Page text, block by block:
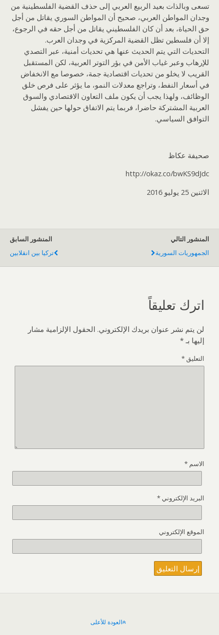
تسعى وبالذات بعيد الربيع العربي إلى حذف القضية الفلسطينية من
وجدان المواطن العربي، صحيح أن المواطن السوري يقاتل من أجل
حق الحياة، بعد أن كان الفلسطيني يقاتل من أجل حقه في الرجوع،
إلا أن فلسطين تظل القضية المركزية في وجدان العرب.
التحديات التي يتم الحديث عنها هي تحديات أمنية، عبر التصدي
للإرهاب وعبر غياب الأمن في بؤر التوتر العربية، لكن المستقبل
القريب لا يخلو من تحديات اقتصادية جمة، خصوصا مع الانخفاض
في أسعار النفط، وتراجع معدلات النمو، ما يؤثر على فرص خلق
الوظائف، ولهذا يجب أن يكون ملف التعاون الاقتصادي والسوق
العربية المشتركة حاضرا، فربما يتم الاتفاق حولها حين يفشل
التوافق السياسي.
صحيفة عكاظ
http://okaz.co/bwKS9dJdc
الاثنين 25 يوليو 2016
المنشور السابق
تركيا بين انقلابين
المنشور التالي
الجمهوريات السورية
اترك تعليقاً
لن يتم نشر عنوان بريدك الإلكتروني. الحقول الإلزامية مشار
إليها بـ*
التعليق*
الاسم *
البريد الإلكتروني *
الموقع الإلكتروني
العودة للأعلى